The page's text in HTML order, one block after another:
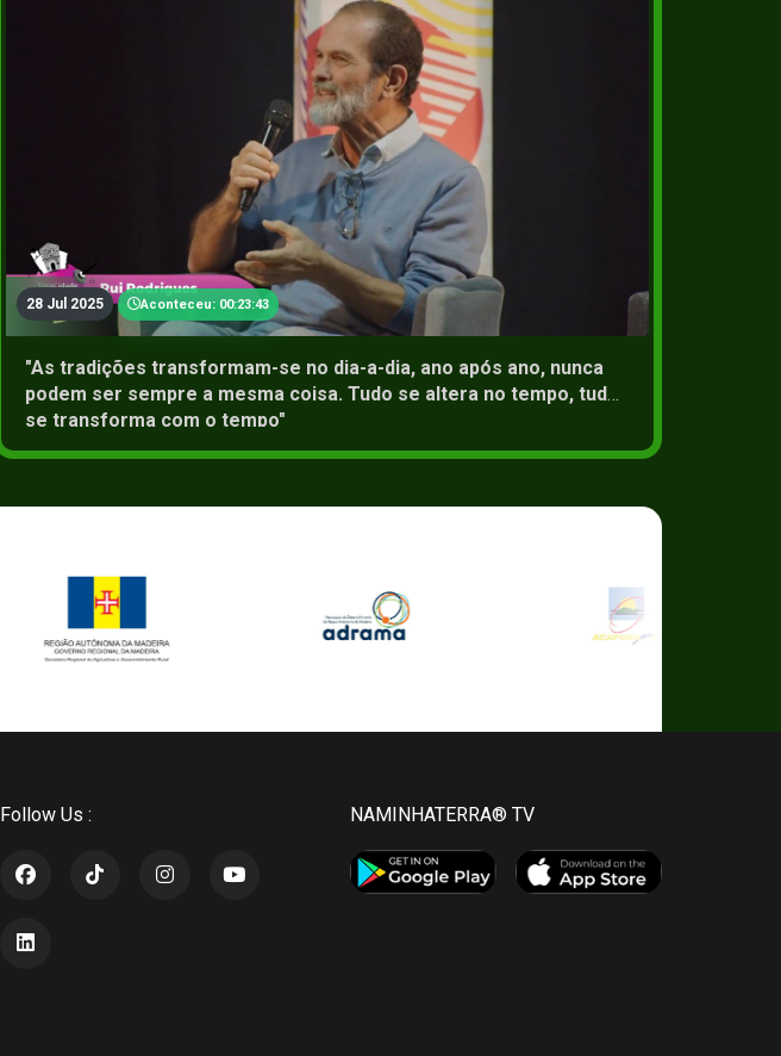
28 Jul 2025 Aconteceu: 00:23:43
"As tradições transformam-se no dia-a-dia, ano após ano, nunca
podem ser sempre a mesma coisa. Tudo se altera no tempo, tudo
se transforma com o tempo"
Follow Us : NAMINHATERRA® TV